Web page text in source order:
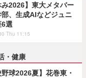
み2026】東大メタバー
部、生成AIなどジュニ
6選
Thu 11:15
・健康
野球2026夏】花巻東・